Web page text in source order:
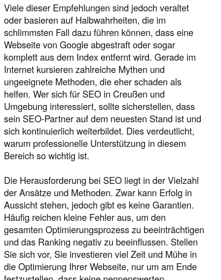
Viele dieser Empfehlungen sind jedoch veraltet
oder basieren auf Halbwahrheiten, die im
schlimmsten Fall dazu führen können, dass eine
Webseite von Google abgestraft oder sogar
komplett aus dem Index entfernt wird. Gerade im
Internet kursieren zahlreiche Mythen und
ungeeignete Methoden, die eher schaden als
helfen. Wer sich für SEO in Creußen und
Umgebung interessiert, sollte sicherstellen, dass
sein SEO-Partner auf dem neuesten Stand ist und
sich kontinuierlich weiterbildet. Dies verdeutlicht,
warum professionelle Unterstützung in diesem
Bereich so wichtig ist.
Die Herausforderung bei SEO liegt in der Vielzahl
der Ansätze und Methoden. Zwar kann Erfolg in
Aussicht stehen, jedoch gibt es keine Garantien.
Häufig reichen kleine Fehler aus, um den
gesamten Optimierungsprozess zu beeinträchtigen
und das Ranking negativ zu beeinflussen. Stellen
Sie sich vor, Sie investieren viel Zeit und Mühe in
die Optimierung Ihrer Webseite, nur um am Ende